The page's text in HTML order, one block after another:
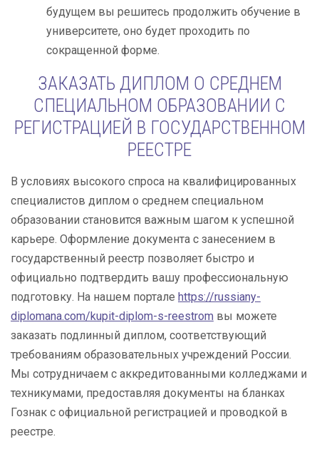
будущем вы решитесь продолжить обучение в
университете, оно будет проходить по
сокращенной форме.
ЗАКАЗАТЬ ДИПЛОМ О СРЕДНЕМ
СПЕЦИАЛЬНОМ ОБРАЗОВАНИИ С
РЕГИСТРАЦИЕЙ В ГОСУДАРСТВЕННОМ
РЕЕСТРЕ
В условиях высокого спроса на квалифицированных
специалистов диплом о среднем специальном
образовании становится важным шагом к успешной
карьере. Оформление документа с занесением в
государственный реестр позволяет быстро и
официально подтвердить вашу профессиональную
подготовку. На нашем портале https://russiany-
diplomana.com/kupit-diplom-s-reestrom вы можете
заказать подлинный диплом, соответствующий
требованиям образовательных учреждений России.
Мы сотрудничаем с аккредитованными колледжами и
техникумами, предоставляя документы на бланках
Гознак с официальной регистрацией и проводкой в
реестре.